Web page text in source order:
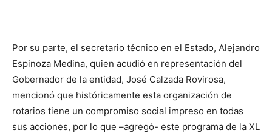
Por su parte, el secretario técnico en el Estado, Alejandro
Espinoza Medina, quien acudió en representación del
Gobernador de la entidad, José Calzada Rovirosa,
mencionó que históricamente esta organización de
rotarios tiene un compromiso social impreso en todas
sus acciones, por lo que –agregó- este programa de la XL